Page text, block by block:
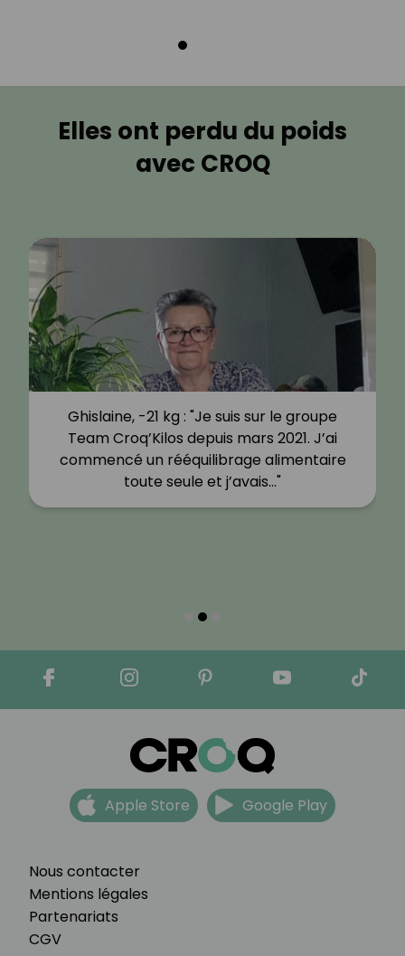
Elles ont perdu du poids
avec CROQ
Ghislaine, -21 kg : "Je suis sur le groupe
Team Croq’Kilos depuis mars 2021. J’ai
commencé un rééquilibrage alimentaire
toute seule et j’avais…"
Nous contacter
Mentions légales
Partenariats
CGV
Apple Store Google Play